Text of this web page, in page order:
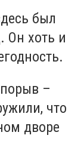
был
Он хоть и
–
что
дворе